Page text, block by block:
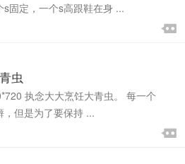
s固定，一个s高跟鞋在身 ...


虫
执念大大烹饪大青虫。 每一个
，但是为了要保持 ...

